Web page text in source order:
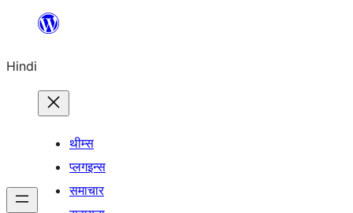
सामग्री
जाएं
Hindi
थीम्स
प्लगइन्स
समाचार